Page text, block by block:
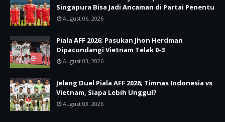
Singapura Bisa Jadi Ancaman di Partai Penentu
August 06, 2026
Piala AFF 2026: Pasukan Jhon Herdman
Dipacundangi Vietnam Telak 0-3
August 03, 2026
Jelang Duel Piala AFF 2026; Timnas Indonesia vs
Vietnam, Siapa Lebih Unggul?
August 03, 2026